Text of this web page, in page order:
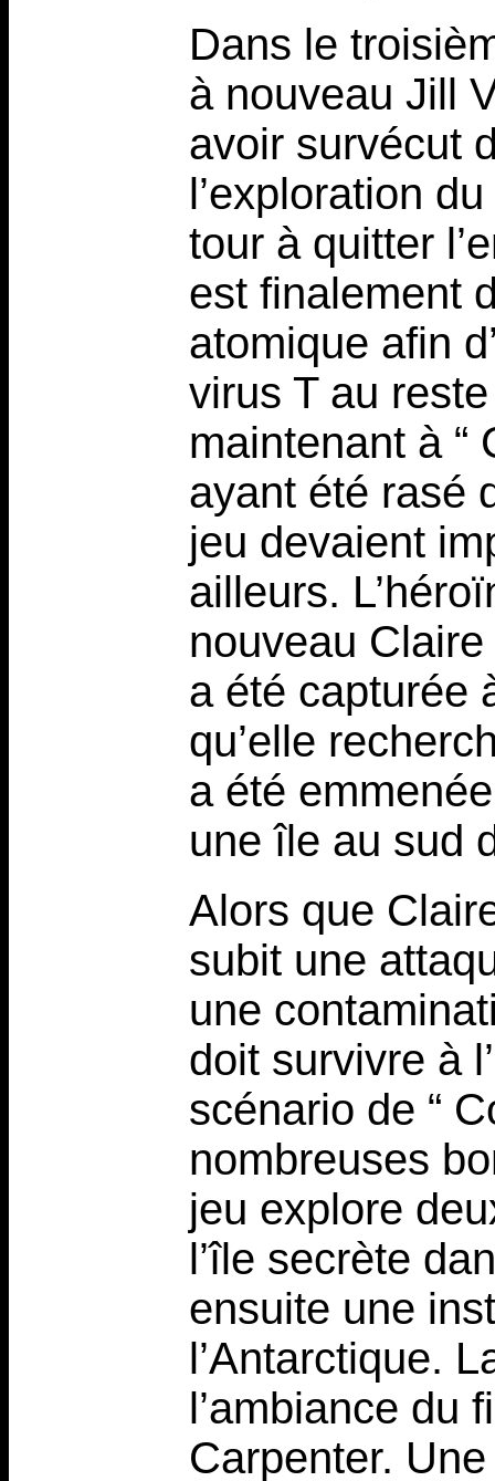
Dans le
à nouveau Jill
avoir survécut
l’exploration
tour à quitter
est finalement
atomique afin
virus T au
maintenant à “
ayant été rasé
jeu devaient
ailleurs.
nouveau
a été capturée
qu’elle
a été
une île au sud
Alors que
subit une
une
doit survivre à
scénario de “
nombreuses
jeu explore
l’île secrète
ensuite une
l’Antarctique.
l’ambiance du
Carpenter.